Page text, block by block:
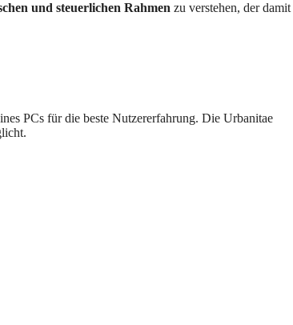
und steuerlichen Rahmen zu verstehen, der damit
PCs für die beste Nutzererfahrung. Die Urbanitae